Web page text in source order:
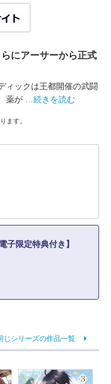
にアーサーから正式
ィックは王都開催の武闘
薬が
…続きを読む
ます。
子限定特典付き】
じシリーズの作品一覧